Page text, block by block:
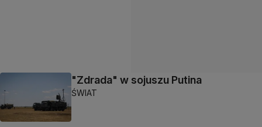
"Zdrada" w sojuszu Putina
ŚWIAT